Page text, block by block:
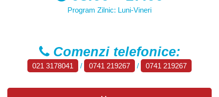
Program Zilnic: Luni-Vineri
Comenzi telefonice:
021 3178041 / 0741 219267 / 0741 219267